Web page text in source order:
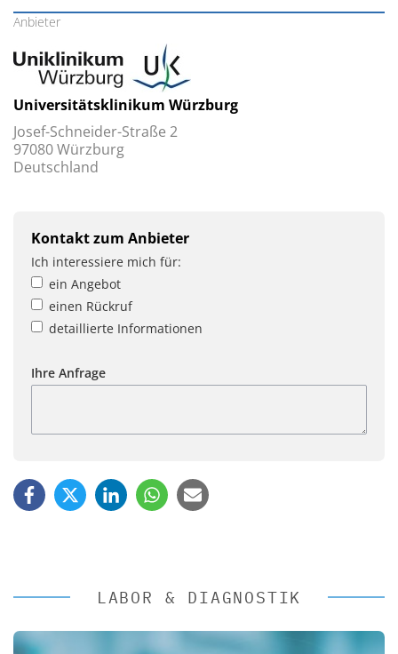
Anbieter
Universitätsklinikum Würzburg
Josef-Schneider-Straße 2
97080 Würzburg
Deutschland
Kontakt zum Anbieter
Ich interessiere mich für:
ein Angebot
einen Rückruf
detaillierte Informationen
Ihre Anfrage
LABOR & DIAGNOSTIK